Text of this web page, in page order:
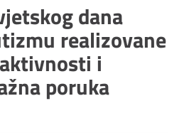
dana
realizovane
i
poruka